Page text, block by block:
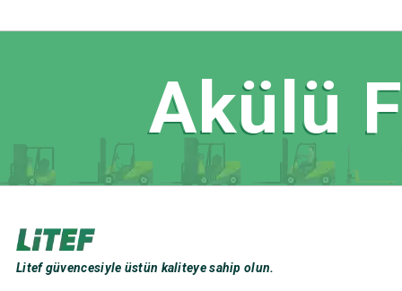
Akülü
Litef güvencesiyle üstün kaliteye sahip olun.